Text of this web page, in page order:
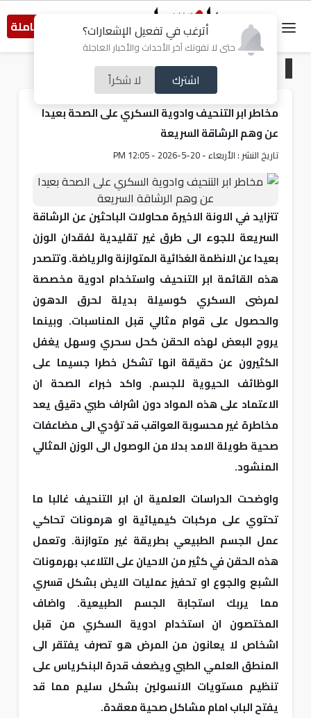
أترغب في تفعيل الإشعارات؟
حتى لا تفوتك آخر الأحداث والأخبار العاجلة
اشترك لا شكراً
النسخة الكاملة
صحة
مخاطر ابر التنحيف وادوية السكري على الصحة بعيدا
عن وهم الرشاقة السريعة
تاريخ النشر : الأربعاء - 20-5-2026 - 12:05 PM
تتزايد في الاونة الاخيرة محاولات الباحثين عن الرشاقة
السريعة للجوء الى طرق غير تقليدية لفقدان الوزن
بعيدا عن الانظمة الغذائية المتوازنة والرياضة. وتتصدر
هذه القائمة ابر التنحيف واستخدام ادوية مخصصة
لمرضى السكري كوسيلة بديلة لحرق الدهون
والحصول على قوام مثالي قبل المناسبات. وبينما
يروج البعض لهذه الحقن كحل سحري وسهل يغفل
الكثيرون عن حقيقة انها تشكل خطرا جسيما على
الوظائف الحيوية للجسم. واكد خبراء الصحة ان
الاعتماد على هذه المواد دون اشراف طبي دقيق يعد
مخاطرة غير محسوبة العواقب قد تؤدي الى مضاعفات
صحية طويلة الامد بدلا من الوصول الى الوزن المثالي
المنشود.
واوضحت الدراسات العلمية ان ابر التنحيف غالبا ما
تحتوي على مركبات كيميائية او هرمونات تحاكي
عمل الجسم الطبيعي بطريقة غير متوازنة. وتعمل
هذه الحقن في كثير من الاحيان على التلاعب بهرمونات
الشبع والجوع او تحفيز عمليات الايض بشكل قسري
مما يربك استجابة الجسم الطبيعية. واضاف
المختصون ان استخدام ادوية السكري من قبل
اشخاص لا يعانون من المرض هو تصرف يفتقر الى
المنطق العلمي الطبي ويضعف قدرة البنكرياس على
تنظيم مستويات الانسولين بشكل سليم مما قد
يفتح الباب امام مشاكل صحية معقدة.